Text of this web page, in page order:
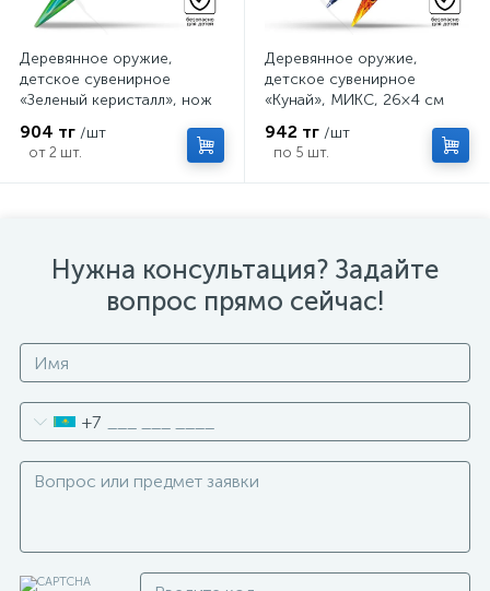
Деревянное оружие,
детское сувенирное
«Зеленый керисталл», нож
904 тг /шт
от 2 шт.
Деревянное оружие,
детское сувенирное
«Кунай», МИКС, 26×4 см
942 тг /шт
по 5 шт.
Нужна консультация? Задайте
вопрос прямо сейчас!
+7